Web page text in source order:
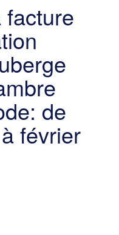
facture
de
février